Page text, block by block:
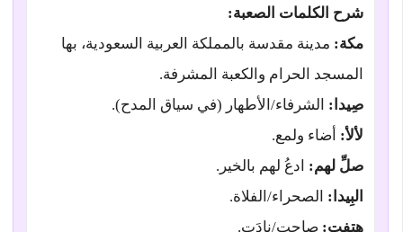
شرح الكلمات الصعبة:
مكة: مدينة مقدسة بالمملكة العربية السعودية، بها
المسجد الحرام والكعبة المشرفة.
صِيدا: الشرفاء/الأطهار (في سياق المدح).
لألأ: أضاء ولمع.
صلِّ لهم: ادعُ لهم بالخير.
البِيدا: الصحراء/الفلاة.
هتفت: صاحت/نادَت.